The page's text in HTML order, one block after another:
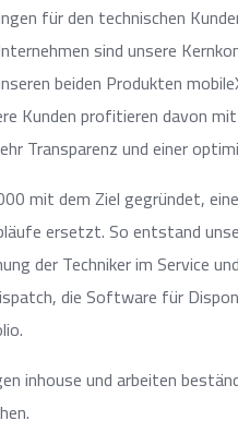
für den technischen
sind unsere
beiden Produkten
Kunden profitieren davon
Transparenz und einer
mit dem Ziel gegründet,
ersetzt. So entstand
der Techniker im Service
die Software für
inhouse und arbeiten